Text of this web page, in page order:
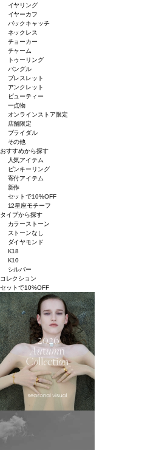
イヤリング
イヤーカフ
バックキャッチ
ネックレス
チョーカー
チャーム
トゥーリング
バングル
ブレスレット
アンクレット
ビューティー
一点物
オンラインストア限定
店舗限定
ブライダル
その他
おすすめから探す
人気アイテム
ピンキーリング
寄付アイテム
新作
セットで10%OFF
12星座モチーフ
タイプから探す
カラーストーン
ストーンなし
ダイヤモンド
K18
K10
シルバー
コレクション
セットで10%OFF